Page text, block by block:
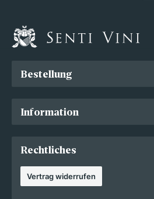
Bestellung
Information
Rechtliches
Vertrag widerrufen